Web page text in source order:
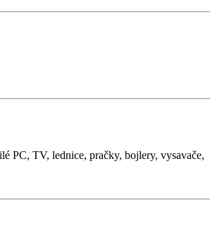
PC, TV, lednice, pračky, bojlery, vysavače,